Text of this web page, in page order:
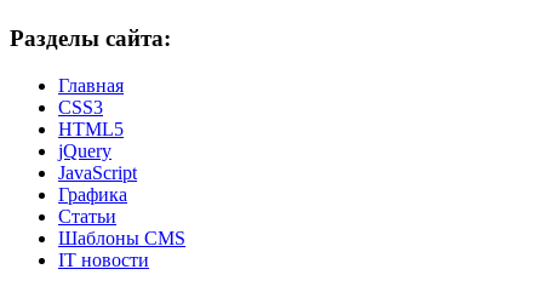
Разделы сайта:
Главная
CSS3
HTML5
jQuery
JavaScript
Графика
Статьи
Шаблоны CMS
IT новости